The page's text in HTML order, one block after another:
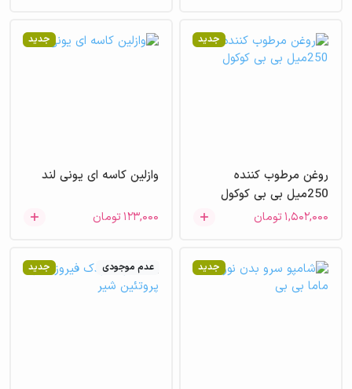
جدید
روغن مرطوب کننده
250میل بی بی کوکول
۱,۵۰۲,۰۰۰تومان
جدید
وازلین کاسه ای یونی لند
۱۲۳,۰۰۰تومان
جدید جدید عدم موجودی